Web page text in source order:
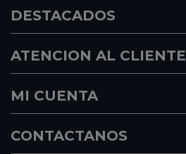
DESTACADOS
ATENCION AL CLIENTE
MI CUENTA
CONTACTANOS